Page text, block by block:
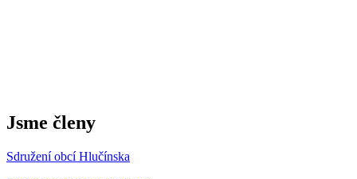
Jsme členy
Sdružení obcí Hlučínska